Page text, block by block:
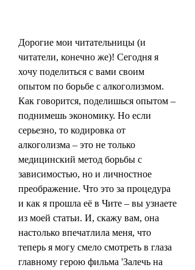
Дорогие мои читательницы (и
читатели, конечно же)! Сегодня я
хочу поделиться с вами своим
опытом по борьбе с алкоголизмом.
Как говорится, поделишься опытом –
поднимешь экономику. Но если
серьезно, то кодировка от
алкоголизма – это не только
медицинский метод борьбы с
зависимостью, но и личностное
преображение. Что это за процедура
и как я прошла её в Чите – вы узнаете
из моей статьи. И, скажу вам, она
настолько впечатлила меня, что
теперь я могу смело смотреть в глаза
главному герою фильма 'Залечь на